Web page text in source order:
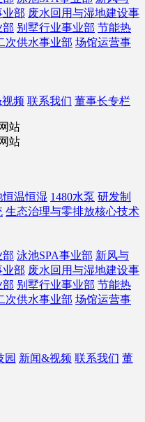
业部 废水回用与湿地建设事
部 别墅行业事业部 节能热
次供水事业部 场馆运营事
频 联系我们 董事长专栏
温恒湿 1480水泵 研发制
生态治理与零排放核心技术
部 泳池SPA事业部 新风与
业部 废水回用与湿地建设事
部 别墅行业事业部 节能热
次供水事业部 场馆运营事
园 新闻&视频 联系我们 董